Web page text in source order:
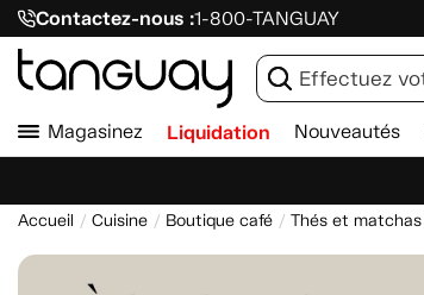
Contactez-nous :1-800-TANGUAY
Magasinez Liquidation Nouveautés
Accueil Cuisine Boutique café Thés et matchas